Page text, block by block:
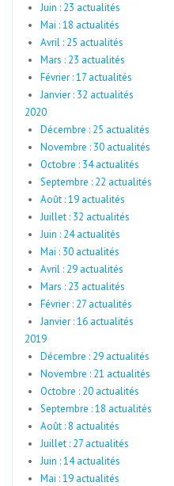
Juin : 23 actualités
Mai : 18 actualités
Avril : 25 actualités
Mars : 23 actualités
Février : 17 actualités
Janvier : 32 actualités
2020
Décembre : 25 actualités
Novembre : 30 actualités
Octobre : 34 actualités
Septembre : 22 actualités
Août : 19 actualités
Juillet : 32 actualités
Juin : 24 actualités
Mai : 30 actualités
Avril : 29 actualités
Mars : 23 actualités
Février : 27 actualités
Janvier : 16 actualités
2019
Décembre : 29 actualités
Novembre : 21 actualités
Octobre : 20 actualités
Septembre : 18 actualités
Août : 8 actualités
Juillet : 27 actualités
Juin : 14 actualités
Mai : 19 actualités